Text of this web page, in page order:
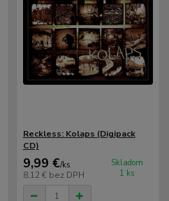
Reckless: Kolaps (Digipack
CD)
9,99 €/ks
8,12 € bez DPH
Skladom
1 ks